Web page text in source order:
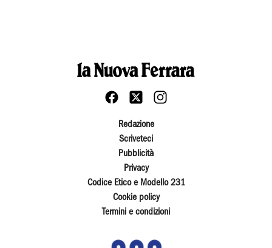
Redazione
Scriveteci
Pubblicità
Privacy
Codice Etico e Modello 231
Cookie policy
Termini e condizioni